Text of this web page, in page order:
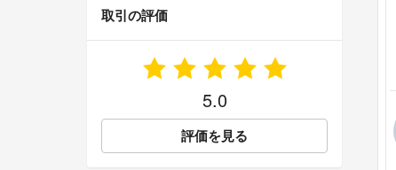
取引の評価
5.0
評価を見る